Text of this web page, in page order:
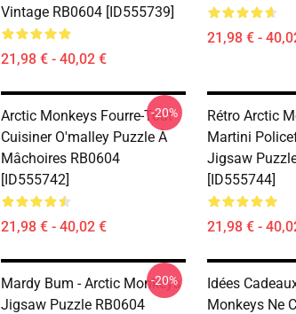
Vintage RB0604 [ID555739]
21,98 € - 40,02 €
21,98 € -
Arctic Monkeys Fourre-Tout
Cuisiner O'malley Puzzle À
Mâchoires RB0604
[ID555742]
21,98 € - 40,02 €
-20%
Rétro Arctic
Martini
Jigsaw
[ID555744]
21,98 € -
Mardy Bum - Arctic Monkeys
Jigsaw Puzzle RB0604
-20%
Idées
Monkeys Ne